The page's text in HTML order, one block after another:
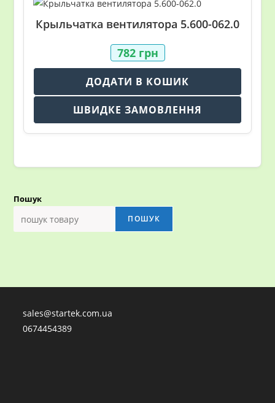
Крыльчатка вентилятора 5.600-062.0
782 грн
ДОДАТИ В КОШИК
ШВИДКЕ ЗАМОВЛЕННЯ
Пошук
ПОШУК
sales@startek.com.ua
0674454389